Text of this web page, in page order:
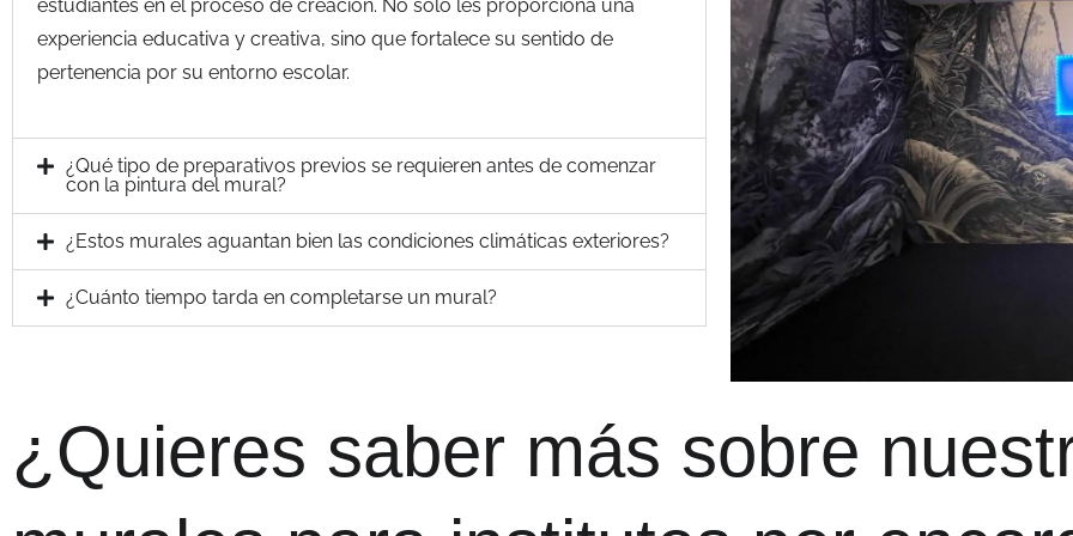
estudiantes en el proceso de creación. No solo les proporciona una
experiencia educativa y creativa, sino que fortalece su sentido de
pertenencia por su entorno escolar.
¿Qué tipo de preparativos previos se requieren antes de comenzar
con la pintura del mural?
¿Estos murales aguantan bien las condiciones climáticas exteriores?
¿Cuánto tiempo tarda en completarse un mural?
¿Quieres saber más sobre